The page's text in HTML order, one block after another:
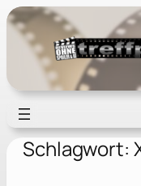
Zum
Inhalt
springen
Schlagwort: